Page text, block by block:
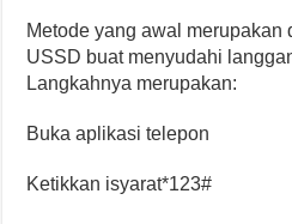
Metode yang awal merupakan
USSD buat menyudahi
Langkahnya merupakan:
Buka aplikasi telepon
Ketikkan isyarat*123#